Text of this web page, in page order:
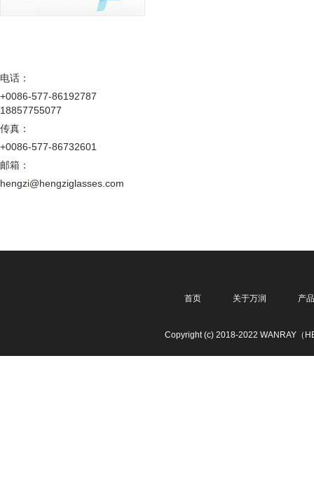
电话：
+0086-577-86192787
18857755077
传真：
+0086-577-86732601
邮箱：
hengzi@hengziglasses.com
首页 关于万润 产
Copyright (c) 2018-2022 WANRAY（